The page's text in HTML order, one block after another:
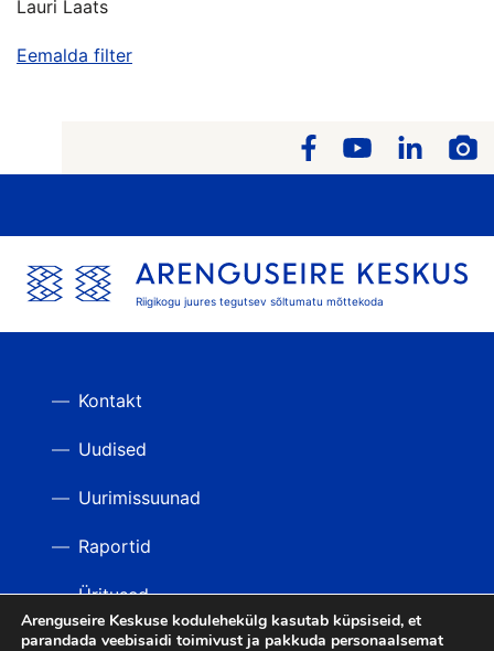
Lauri Laats
Eemalda filter
Riigikogu juures tegutsev sõltumatu mõttekoda
Kontakt
Uudised
Uurimissuunad
Raportid
Üritused
Videod
Arenguseire Keskuse kodulehekülg kasutab küpsiseid, et
parandada veebisaidi toimivust ja pakkuda personaalsemat